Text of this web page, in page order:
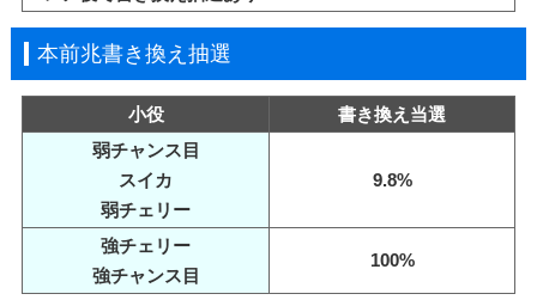
本前兆書き換え抽選
小役
書き換え当選
弱チャンス目
スイカ
弱チェリー
9.8%
強チェリー
強チャンス目
100%